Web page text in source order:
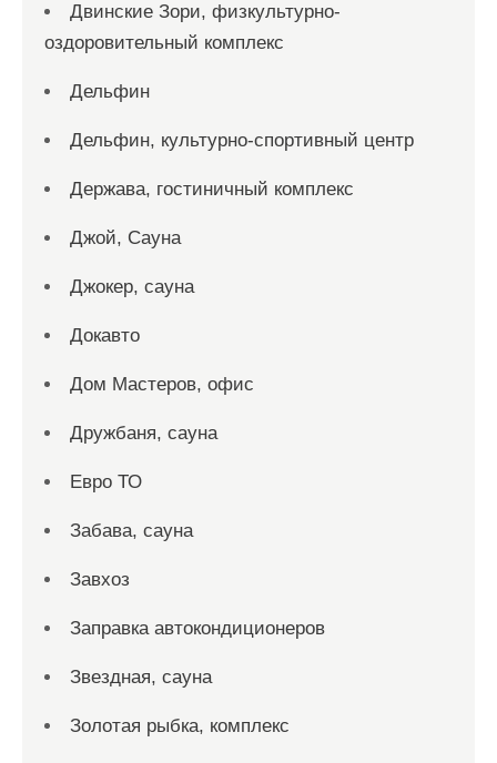
Двинские Зори, физкультурно-
оздоровительный комплекс
Дельфин
Дельфин, культурно-спортивный центр
Держава, гостиничный комплекс
Джой, Сауна
Джокер, сауна
Докавто
Дом Мастеров, офис
Дружбаня, сауна
Евро ТО
Забава, сауна
Завхоз
Заправка автокондиционеров
Звездная, сауна
Золотая рыбка, комплекс